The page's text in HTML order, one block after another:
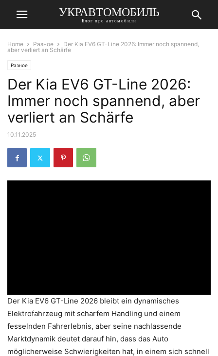
УКРАВТОМОБИЛЬ
Блог про автомобили
Home Разное
Der Kia EV6 GT-Line 2026: Immer noch spannend,
aber verliert an Schärfe
Разное
Der Kia EV6 GT-Line 2026:
Immer noch spannend, aber
verliert an Schärfe
10.11.2025
Der Kia EV6 GT-Line 2026 bleibt ein dynamisches
Elektrofahrzeug mit scharfem Handling und einem
fesselnden Fahrerlebnis, aber seine nachlassende
Marktdynamik deutet darauf hin, dass das Auto
möglicherweise Schwierigkeiten hat, in einem sich schnell